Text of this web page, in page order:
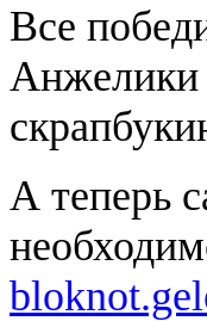
Все
Анжелики
А теперь